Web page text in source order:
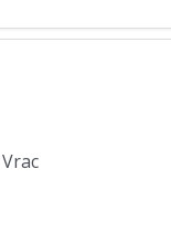
Vrac